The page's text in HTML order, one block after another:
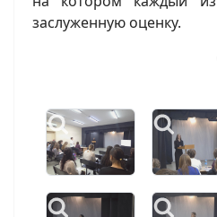
заслуженную оценку.